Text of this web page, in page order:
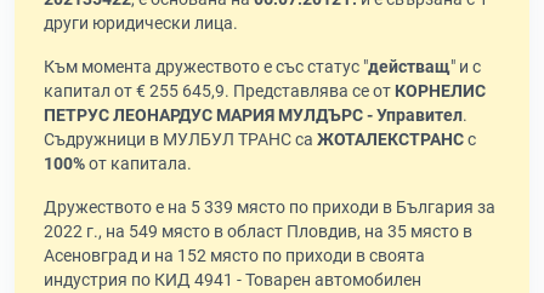
други юридически лица.
Към момента дружеството е със статус "действащ" и с
капитал от € 255 645,9. Представлява се от КОРНЕЛИС
ПЕТРУС ЛЕОНАРДУС МАРИЯ МУЛДЪРС - Управител.
Съдружници в МУЛБУЛ ТРАНС са ЖОТАЛЕКСТРАНСс
100%от капитала.
Дружеството е на 5 339 място по приходи в България за
2022 г., на 549 място в област Пловдив, на 35 място в
Асеновград и на 152 място по приходи в своята
индустрия по КИД 4941 - Товарен автомобилен